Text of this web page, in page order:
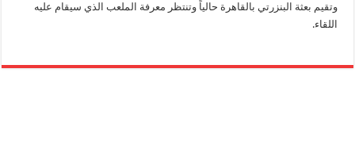
وتقيم بعثة البنزرتي بالقاهرة حالياً وتنتظر معرفة الملعب الذي سيقام عليه
اللقاء.